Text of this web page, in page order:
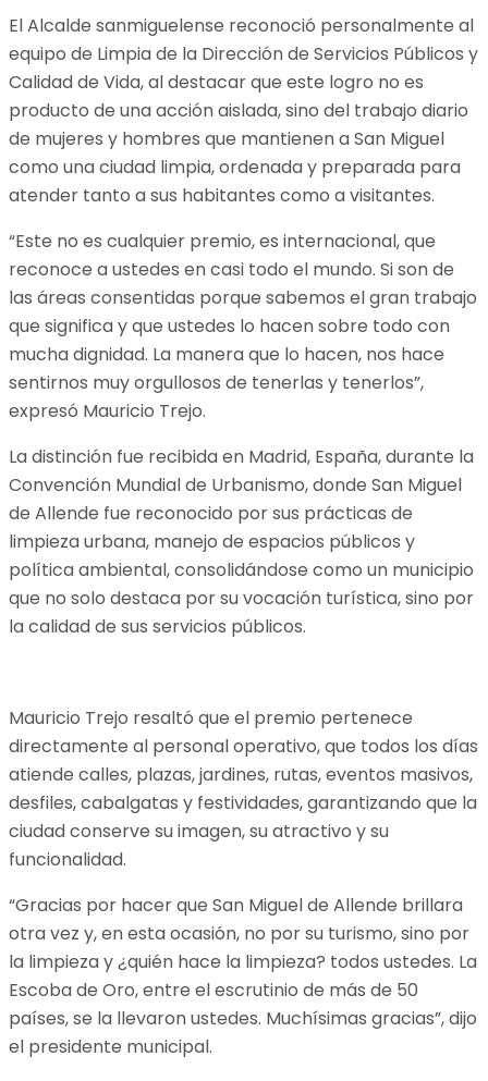
El Alcalde sanmiguelense reconoció personalmente al
equipo de Limpia de la Dirección de Servicios Públicos y
Calidad de Vida, al destacar que este logro no es
producto de una acción aislada, sino del trabajo diario
de mujeres y hombres que mantienen a San Miguel
como una ciudad limpia, ordenada y preparada para
atender tanto a sus habitantes como a visitantes.
“Este no es cualquier premio, es internacional, que
reconoce a ustedes en casi todo el mundo. Si son de
las áreas consentidas porque sabemos el gran trabajo
que significa y que ustedes lo hacen sobre todo con
mucha dignidad. La manera que lo hacen, nos hace
sentirnos muy orgullosos de tenerlas y tenerlos”,
expresó Mauricio Trejo.
La distinción fue recibida en Madrid, España, durante la
Convención Mundial de Urbanismo, donde San Miguel
de Allende fue reconocido por sus prácticas de
limpieza urbana, manejo de espacios públicos y
política ambiental, consolidándose como un municipio
que no solo destaca por su vocación turística, sino por
la calidad de sus servicios públicos.
Mauricio Trejo resaltó que el premio pertenece
directamente al personal operativo, que todos los días
atiende calles, plazas, jardines, rutas, eventos masivos,
desfiles, cabalgatas y festividades, garantizando que la
ciudad conserve su imagen, su atractivo y su
funcionalidad.
“Gracias por hacer que San Miguel de Allende brillara
otra vez y, en esta ocasión, no por su turismo, sino por
la limpieza y ¿quién hace la limpieza? todos ustedes. La
Escoba de Oro, entre el escrutinio de más de 50
países, se la llevaron ustedes. Muchísimas gracias”, dijo
el presidente municipal.